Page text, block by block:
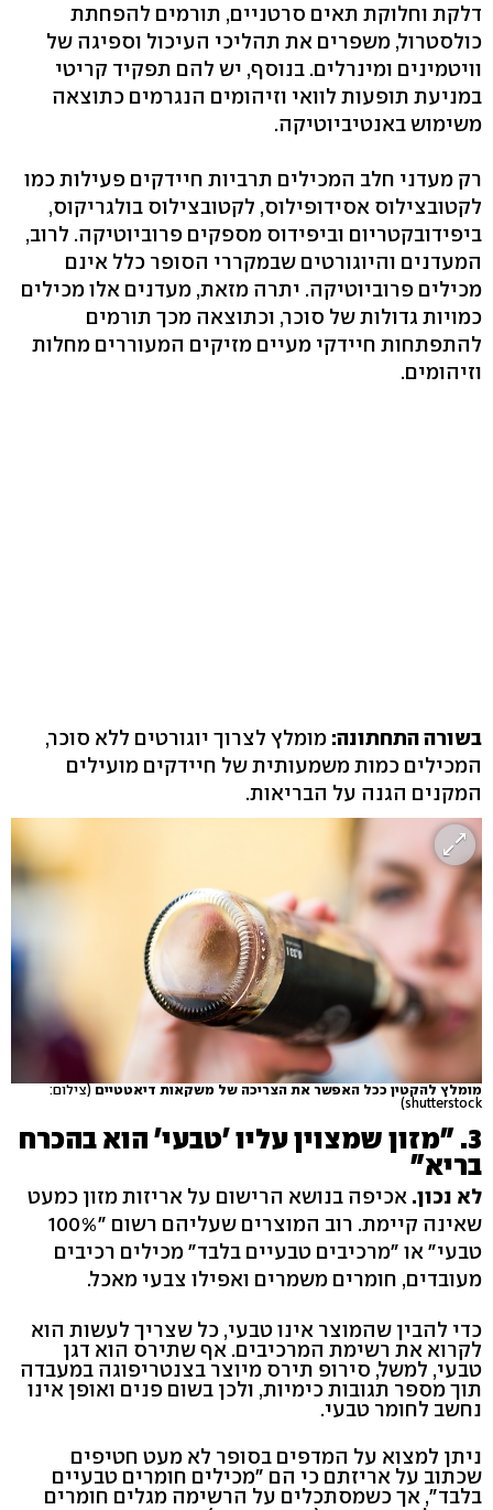
דלקת וחלוקת תאים סרטניים, תורמים להפחתת
כולסטרול, משפרים את תהליכי העיכול וספיגה של
וויטמינים ומינרלים. בנוסף, יש להם תפקיד קריטי
במניעת תופעות לוואי וזיהומים הנגרמים כתוצאה
משימוש באנטיביוטיקה.
רק מעדני חלב המכילים תרביות חיידקים פעילות כמו
לקטובצילוס אסידופילוס, לקטובצילוס בולגריקוס,
ביפידובקטריום וביפידוס מספקים פרוביוטיקה. לרוב,
המעדנים והיוגורטים שבמקררי הסופר כלל אינם
מכילים פרוביוטיקה. יתרה מזאת, מעדנים אלו מכילים
כמויות גדולות של סוכר, וכתוצאה מכך תורמים
להתפתחות חיידקי מעיים מזיקים המעוררים מחלות
וזיהומים.
בשורה התחתונה: מומלץ לצרוך יוגורטים ללא סוכר,
המכילים כמות משמעותית של חיידקים מועילים
המקנים הגנה על הבריאות.
מומלץ להקטין ככל האפשר את הצריכה של משקאות דיאטטיים (צילום:
shutterstock)
3. "מזון שמצוין עליו 'טבעי' הוא בהכרח
בריא"
לא נכון. אכיפה בנושא הרישום על אריזות מזון כמעט
שאינה קיימת. רוב המוצרים שעליהם רשום "100%
טבעי" או "מרכיבים טבעיים בלבד" מכילים רכיבים
מעובדים, חומרים משמרים ואפילו צבעי מאכל.
כדי להבין שהמוצר אינו טבעי, כל שצריך לעשות הוא
לקרוא את רשימת המרכיבים. אף שתירס הוא דגן
טבעי, למשל, סירופ תירס מיוצר בצנטריפוגה במעבדה
תוך מספר תגובות כימיות, ולכן בשום פנים ואופן אינו
נחשב לחומר טבעי.
ניתן למצוא על המדפים בסופר לא מעט חטיפים
שכתוב על אריזתם כי הם "מכילים חומרים טבעיים
בלבד", אך כשמסתכלים על הרשימה מגלים חומרים